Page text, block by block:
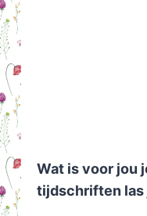
Wat is voor jou
tijdschriften las